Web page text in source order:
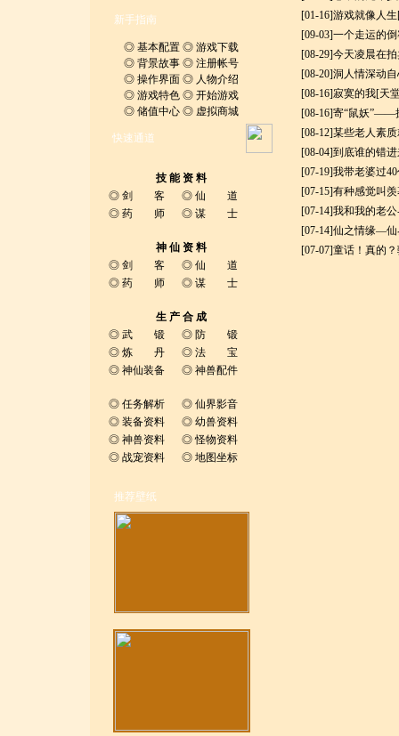
新手指南
◎ 基本配置 ◎ 游戏下载
◎ 背景故事 ◎ 注册帐号
◎ 操作界面 ◎ 人物介绍
◎ 游戏特色 ◎ 开始游戏
◎ 储值中心 ◎ 虚拟商城
快速通道
技 能 资 料
◎剑 客 ◎仙 道
◎药 师 ◎谋 士
神 仙 资 料
◎剑 客 ◎仙 道
◎药 师 ◎谋 士
生 产 合 成
◎武 锻 ◎ 防 锻
◎炼 丹 ◎法 宝
◎神仙装备 ◎神兽配件
◎任务解析 ◎仙界影音
◎装备资料 ◎幼兽资料
◎神兽资料 ◎怪物资料
◎战宠资料 ◎地图坐标
推荐壁纸
[01-16]游戏就像人生
[09-03]一个走运的
[08-29]今天凌晨在
[08-20]洞人情深动
[08-16]寂寞的我[天
[08-16]寄“鼠妖”――
[08-12]某些老人素
[08-04]到底谁的错
[07-19]我带老婆过
[07-15]有种感觉叫
[07-14]我和我的老
[07-14]仙之情缘―仙
[07-07]童话！真的